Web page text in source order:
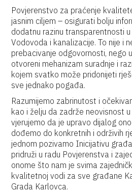
Povjerenstvo za praćenje
jasnim ciljem – osigurati bolju
dodatnu razinu transparentnosti
Vodovoda i kanalizacije. To nije i
prebacivanje odgovornosti, nego
otvoreni mehanizam suradnje i
kojem svatko može pridonijeti
sve jednako pogađa.
Razumijemo zabrinutost i
kao i želju da zadrže neovisnost
vjerujemo da je upravo dijalog
dođemo do konkretnih i održivih
jednom pozivamo Inicijativu
pridruži u radu Povjerenstva i
onome što nam je svima
kvalitetnoj vodi za sve građane
Grada Karlovca.